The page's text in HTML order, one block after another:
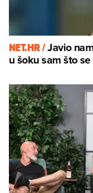
NET.HR /Javio
u šoku sam što